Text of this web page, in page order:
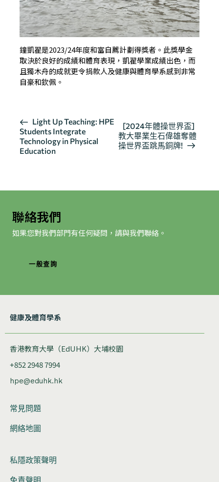
鐘凱翟是2023/24年度和富自薦計劃得獎者。此獎學金
取決於良好的成績和體育表現，凱翟學業成績出色，而
且獨木舟的成就更令捐款人及健康與體育學系感到非常
自豪和欽佩。
活
動
导
Light Up Teaching: HPE
Students Integrate
Technology in Physical
Education
[2024年體操世界盃]
教大畢業生石偉雄奪體
操世界盃跳馬銅牌!
聯絡我們
如果您對我們部門有任何疑問，請與我們聯絡。
一般查詢
健康及體育學系
香港教育大學（EdUHK）大埔校園
+852 2948 7994
hpe@eduhk.hk
常見問題
網絡地圖
私隱政策聲明